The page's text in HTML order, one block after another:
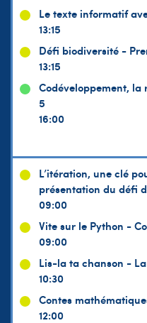
Le texte informatif
13:15
Défi biodiversité -
13:15
Codéveloppement, la
5
16:00
L’itération, une clé
présentation du défi
09:00
Vite sur le Python -
09:00
Lis-la ta chanson -
10:30
Contes
12:00